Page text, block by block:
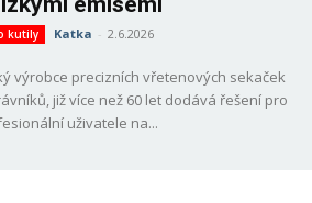
kutily Katka - 2.6.2026
výrobce precizních vřetenových sekaček
již více než 60 let dodává řešení pro
uživatele na...